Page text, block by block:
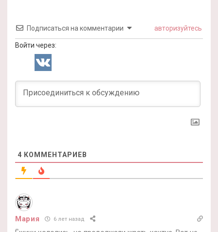
Подписаться на комментарии авторизуйтесь
Войти через:
4 КОММЕНТАРИЕВ
Мария 6 лет назад